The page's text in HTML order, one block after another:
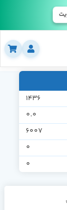
1436
0.0
6007
0
0